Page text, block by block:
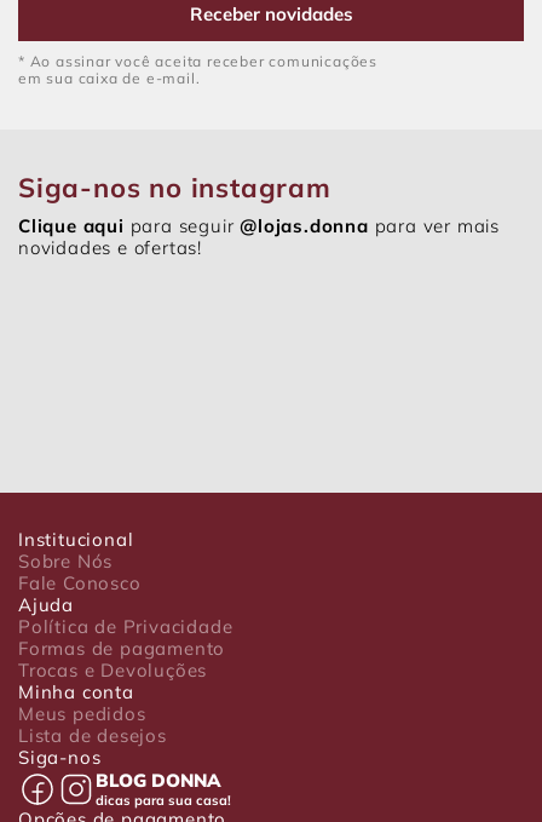
Receber novidades
* Ao assinar você aceita receber comunicações
em sua caixa de e-mail.
Siga-nos no instagram
Clique aqui para seguir@lojas.donna para ver mais
novidades e ofertas!
Institucional
Sobre Nós
Fale Conosco
Ajuda
Política de Privacidade
Formas de pagamento
Trocas e Devoluções
Minha conta
Meus pedidos
Lista de desejos
Siga-nos
BLOG DONNA
dicas para sua casa!